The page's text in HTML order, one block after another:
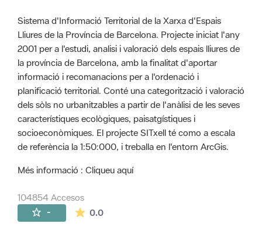
Sistema d'Informació Territorial de la Xarxa d'Espais
Lliures de la Província de Barcelona. Projecte iniciat l'any
2001 per a l'estudi, analisi i valoració dels espais lliures de
la província de Barcelona, amb la finalitat d'aportar
informació i recomanacions per a l'ordenació i
planificació territorial. Conté una categorització i valoració
dels sòls no urbanitzables a partir de l'anàlisi de les seves
característiques ecològiques, paisatgístiques i
socioeconòmiques. El projecte SITxell té como a escala
de referència la 1:50:000, i treballa en l'entorn ArcGis.
Més informació : Cliqueu aquí
104854 Accesos
- 0.0La valoración media es de 0 estrellas de